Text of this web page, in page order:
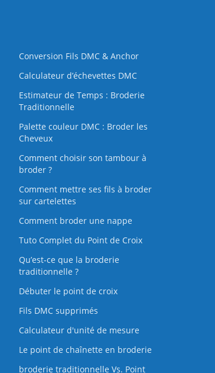
Conversion Fils DMC & Anchor
Calculateur d’échevettes DMC
Estimateur de Temps : Broderie
Traditionnelle
Palette couleur DMC : Broder les
Cheveux
Comment choisir son tambour à
broder ?
Comment mettre ses fils à broder
sur cartelettes
Comment broder une nappe
Tuto Complet du Point de Croix
Qu’est-ce que la broderie
traditionnelle ?
Débuter le point de croix
Fils DMC supprimés
Calculateur d'unité de mesure
Le point de chaînette en broderie
broderie traditionnelle Vs. Point